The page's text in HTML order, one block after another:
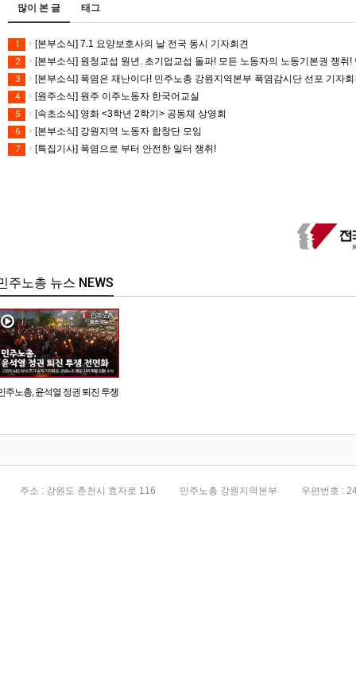
많이 본 글 태그
1 [본부소식] 7.1 요양보호사의 날 전국 동시 기자회견
2 [본부소식] 원청교섭 원년. 초기업교섭 돌파! 모든 노동자의 노동기본권 쟁취
3 [본부소식] 폭염은 재난이다! 민주노총 강원지역본부 폭염감시단 선포 기자
4 [원주소식] 원주 이주노동자 한국어교실
5 [속초소식] 영화 <3학년 2학기> 공동체 상영회
6 [본부소식] 강원지역 노동자 합창단 모임
7 [특집기사] 폭염으로 부터 안전한 일터 쟁취!
주노총 뉴스 NEWS
주노총, 윤석열 정권 퇴진 투쟁
주소 : 강원도 춘천시 효자로 116 민주노총 강원지역본부 우편번호 :